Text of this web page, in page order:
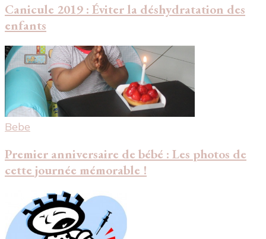
Canicule 2019 : Éviter la déshydratation des
enfants
Bebe
Premier anniversaire de bébé : Les photos de
cette journée mémorable !